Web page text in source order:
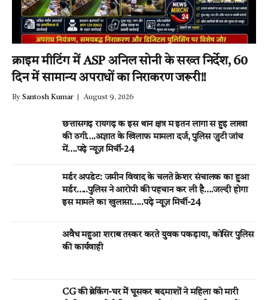
क्राइम मीटिंग में ASP अनिल सोनी के सख्त निर्देश, 60
दिन में सामान्य अपराधों का निराकरण जरूरी!!
By Santosh Kumar August 9, 2026
छत्तीसगढ़ रायगढ़ के इस थाने क्षेत्र में इतने लोगों से हुई लाखों
की ठगी….अज्ञात के खिलाफ मामला दर्ज, पुलिस जुटी जांच
में….पढ़े न्यूज़ मिर्ची-24
मर्डर अपडेट: जमीन विवाद के चलते क्रेशर संचालक का हुआ
मर्डर…..पुलिस ने आरोपी की पहचान कर ली है….जल्दी होगा
इस मामले का खुलासा…..पढ़े न्यूज़ मिर्ची-24
अवैध महुआ शराब तस्कर करते युवक पकड़ाया, कोसिर पुलिस
की कार्यवाही
CG की ब्रेकिंग-घर मेें घूसकर बदमाशों ने महिला को मारी